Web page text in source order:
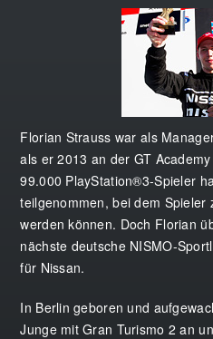
Florian Strauss war als
als er 2013 an der GT
99.000 PlayStation®3-Spieler
teilgenommen, bei dem Spieler
werden können. Doch Florian
nächste deutsche NISMO-
für Nissan.
In Berlin geboren und
Junge mit Gran Turismo 2 an